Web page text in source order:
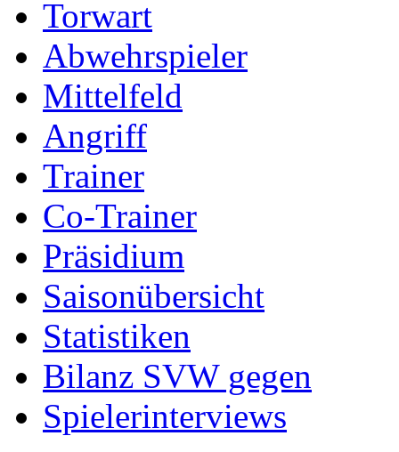
Torwart
Abwehrspieler
Mittelfeld
Angriff
Trainer
Co-Trainer
Präsidium
Saisonübersicht
Statistiken
Bilanz SVW gegen
Spielerinterviews